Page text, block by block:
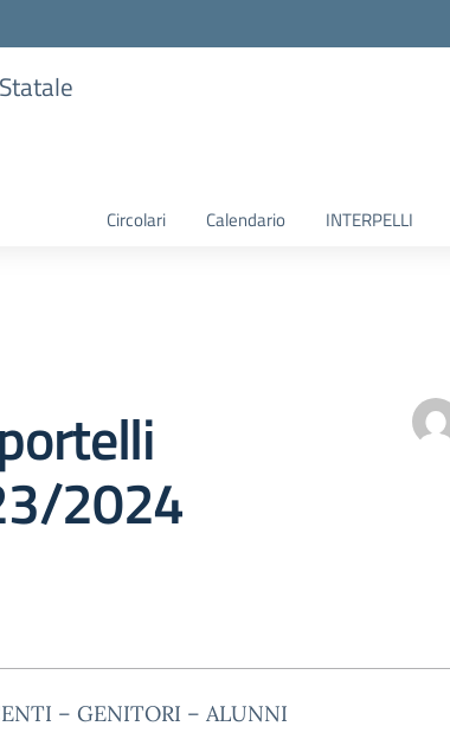
Circolari Calendario INTERPELLI
2024
– GENITORI – ALUNNI